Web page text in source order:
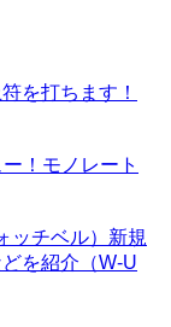
を打ちます！
！モノレート
ッチベル）新規
を紹介（W-U